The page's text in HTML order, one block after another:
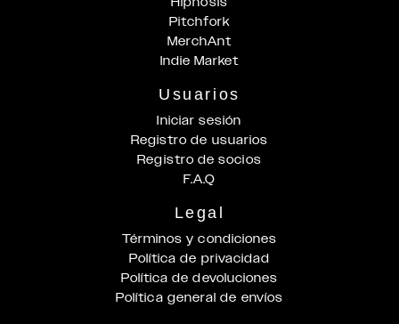
Pitchfork
MerchAnt
Indie Market
Usuarios
Iniciar sesión
Registro de usuarios
Registro de socios
F.A.Q
Legal
Términos y condiciones
Política de privacidad
Política de devoluciones
Política general de envíos